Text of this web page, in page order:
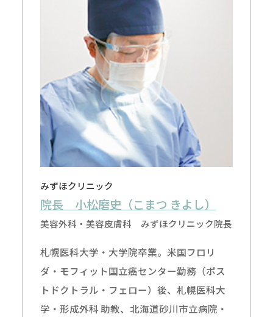
みずほクリニック
院長 小松磨史（こまつ きよし）
美容外科・美容皮膚科 みずほクリニック院長
札幌医科大学・大学院卒業。米国フロリ
ダ・モフィット国立癌センター勤務（ポス
トドクトラル・フェロー）後、札幌医科大
学・形成外科 助教、北海道砂川市立病院・